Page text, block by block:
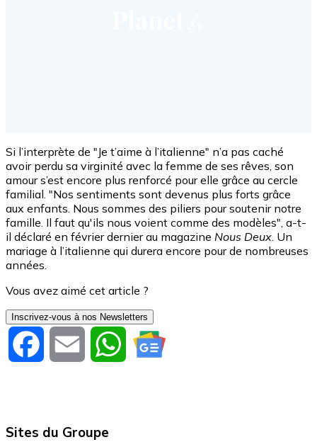
Si l’interprète de "Je t’aime à l’italienne" n’a pas caché
avoir perdu sa virginité avec la femme de ses rêves, son
amour s’est encore plus renforcé pour elle grâce au cercle
familial. "Nos sentiments sont devenus plus forts grâce
aux enfants. Nous sommes des piliers pour soutenir notre
famille. Il faut qu'ils nous voient comme des modèles", a-t-
il déclaré en février dernier au magazine Nous Deux . Un
mariage à l’italienne qui durera encore pour de nombreuses
années.
Vous avez aimé cet article ?
Inscrivez-vous à nos Newsletters
Facebook Email WhatsApp
Sites du Groupe